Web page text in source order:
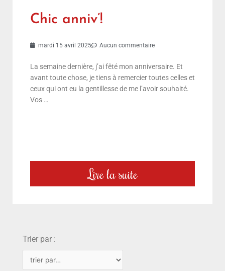
Chic anniv’!
mardi 15 avril 2025 Aucun commentaire
La semaine dernière, j’ai fêté mon anniversaire. Et
avant toute chose, je tiens à remercier toutes celles et
ceux qui ont eu la gentillesse de me l’avoir souhaité.
Vos …
Lire la suite
Trier par :